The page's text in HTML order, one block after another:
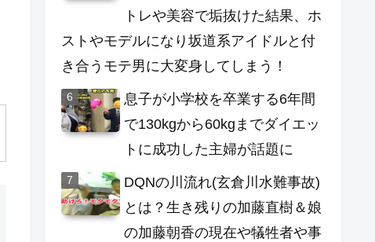
トレや美容で垢抜けた結果、ホ
ストやモデルになり坂道系アイドルと付
き合うモテ男に大変身してしまう！
息子が小学校を卒業する6年間
で130kgから60kgまでダイエッ
トに成功した主婦が話題に
DQNの川流れ(玄倉川水難事故)
とは？生き残りの加藤直樹＆娘
の加藤朝香の現在や犠牲者や事